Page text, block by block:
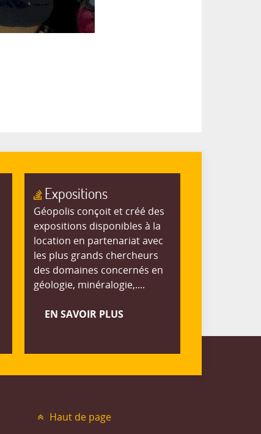
Expositions
Géopolis conçoit et créé des
expositions disponibles à la
location en partenariat avec
les plus grands chercheurs
des domaines concernés en
géologie, minéralogie,....
EN SAVOIR PLUS
Haut de page